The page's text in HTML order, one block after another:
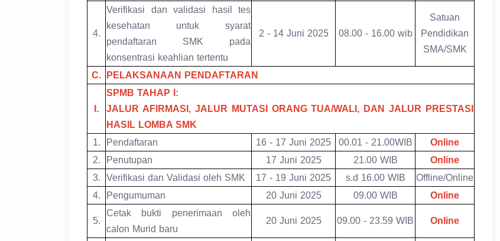
4.
Verifikasi dan validasi hasil tes
kesehatan untuk syarat
pendaftaran SMK pada
konsentrasi keahlian tertentu
2 - 14 Juni 2025 08.00 - 16.00 wib
Satuan
Pendidikan
SMA/SMK
C. PELAKSANAAN PENDAFTARAN
I.
SPMB TAHAP I:
JALUR AFIRMASI, JALUR MUTASI ORANG TUA/WALI, DAN JALUR PRESTASI
HASIL LOMBA SMK
1.
Pendaftaran 16 - 17 Juni 2025 00.01 - 21.00WIB
Online
2.
Penutupan 17 Juni 2025 21.00 WIB
Online
3.
Verifikasi dan Validasi oleh SMK 17 - 19 Juni 2025 s.d 16.00 WIB
Offline/Online
4.
Pengumuman 20 Juni 2025 09.00 WIB Online
5.
Cetak bukti penerimaan oleh
calon Murid baru
20 Juni 2025 09.00 - 23.59 WIB Online